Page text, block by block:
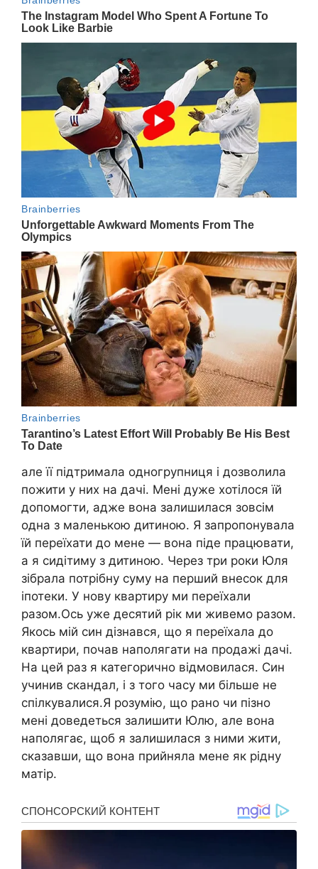
але її підтримала одногрупниця і дозволила
пожити у них на дачі. Мені дуже хотілося їй
допомогти, адже вона залишилася зовсім
одна з маленькою дитиною. Я запропонувала
їй переїхати до мене — вона піде працювати,
а я сидітиму з дитиною. Через три роки Юля
зібрала потрібну суму на перший внесок для
іпотеки. У нову квартиру ми переїхали
разом.Ось уже десятий рік ми живемо разом.
Якось мій син дізнався, що я переїхала до
квартири, почав наполягати на продажі дачі.
На цей раз я категорично відмовилася. Син
учинив скандал, і з того часу ми більше не
спілкувалися.Я розумію, що рано чи пізно
мені доведеться залишити Юлю, але вона
наполягає, щоб я залишилася з ними жити,
сказавши, що вона прийняла мене як рідну
матір.